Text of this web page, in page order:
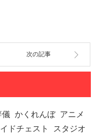
次の記事
儀 かくれんぼ アニメ
ドチェスト
スタジオ